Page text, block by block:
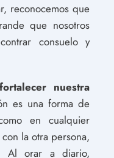
reconocemos que
que nosotros
consuelo y
nuestra
es una forma de
en cualquier
la otra persona,
Al orar a diario,